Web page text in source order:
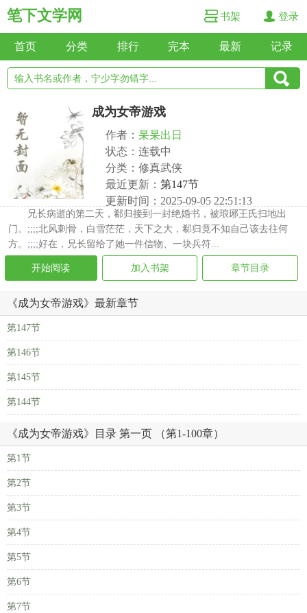
笔下文学网 书架 登录
首页 分类 排行 完本 最新 记录
成为女帝游戏
作者： 杲杲出日
状态：连载中
分类：修真武侠
最近更新： 第147节
更新时间：2025-09-05 22:51:13
兄长病逝的第二天，郗归接到一封绝婚书，被琅琊王氏扫地出
门。;;;;北风刺骨，白雪茫茫，天下之大，郗归竟不知自己该去往何
方。;;;;好在，兄长留给了她一件信物、一块兵符...
开始阅读 加入书架 章节目录
《成为女帝游戏》最新章节
第147节
第146节
第145节
第144节
《成为女帝游戏》目录 第一页 （第1-100章）
第1节
第2节
第3节
第4节
第5节
第6节
第7节